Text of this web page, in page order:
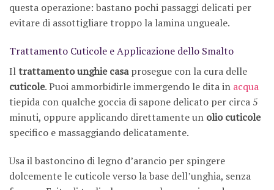
questa operazione: bastano pochi passaggi delicati per
evitare di assottigliare troppo la lamina ungueale.
Trattamento Cuticole e Applicazione dello Smalto
Iltrattamento unghie casaprosegue con la cura delle
cuticole. Puoi ammorbidirle immergendo le dita in acqua
tiepida con qualche goccia di sapone delicato per circa 5
minuti, oppure applicando direttamente un olio cuticole
specifico e massaggiando delicatamente.
Usa il bastoncino di legno d’arancio per spingere
dolcemente le cuticole verso la base dell’unghia, senza